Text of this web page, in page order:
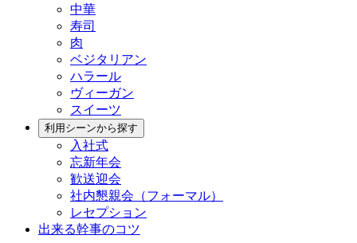
中華
寿司
肉
ベジタリアン
ハラール
ヴィーガン
スイーツ
利用シーンから探す
入社式
忘新年会
歓送迎会
社内懇親会（フォーマル）
レセプション
出来る幹事のコツ